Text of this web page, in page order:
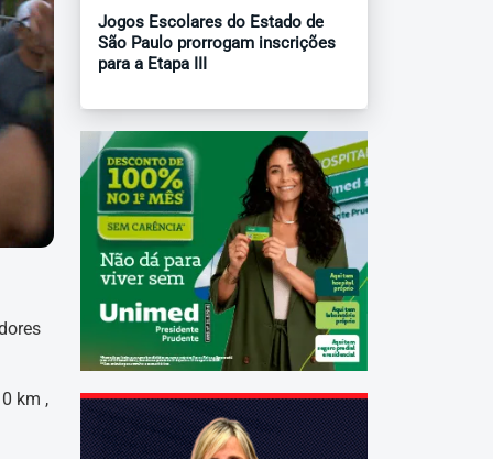
km ,
Jogos Escolares do Estado de
São Paulo prorrogam inscrições
para a Etapa III